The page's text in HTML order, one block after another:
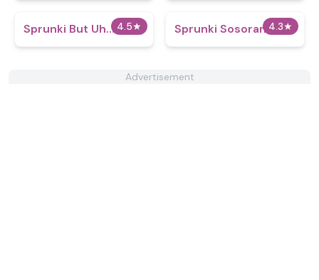
4.5★
Sprunki But Uh… 4.3★
Sprunki Sosoranki
Advertisement